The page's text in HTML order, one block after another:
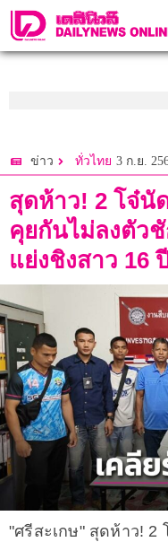
ข่าว ทั่วไทย 3 ก.ย.
สุดห้าว! 2 โจ๋นั
คุยกันไม่ลงตัว
แย่งชิงสาว 16 ปี
"ศรีสะเกษ" สุดห้าว! 2